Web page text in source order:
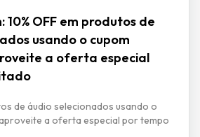
10% OFF em produtos de
usando o cupom
a oferta especial
de áudio selecionados usando o
a oferta especial por tempo